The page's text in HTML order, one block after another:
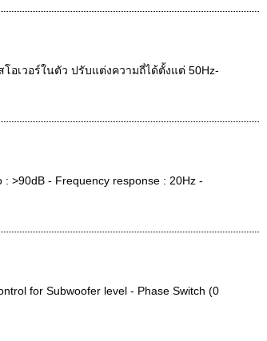
อเวอร์ในตัว ปรับแต่งความถี่ได้ตั้งแต่ 50Hz-
>90dB - Frequency response : 20Hz -
for Subwoofer level - Phase Switch (0